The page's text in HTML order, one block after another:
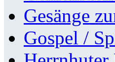
Gesänge
Gospel /